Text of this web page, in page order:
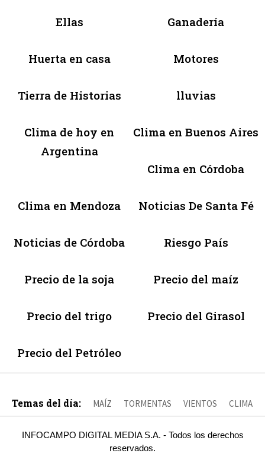
Ellas Ganadería
Huerta en casa Motores
Tierra de Historias lluvias
Clima de hoy en
Argentina
Clima en Buenos Aires
Clima en Córdoba
Clima en Mendoza Noticias De Santa Fé
Noticias de Córdoba Riesgo País
Precio de la soja Precio del maíz
Precio del trigo Precio del Girasol
Precio del Petróleo
Temas del día: MAÍZ TORMENTAS VIENTOS CLIMA
INFOCAMPO DIGITAL MEDIA S.A. - Todos los derechos
reservados.